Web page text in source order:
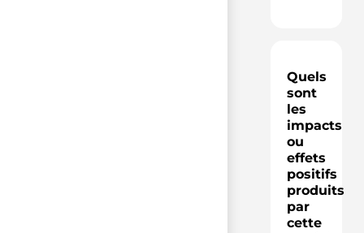
Quels
sont
les
impacts
ou
effets
positifs
produits
par
cette